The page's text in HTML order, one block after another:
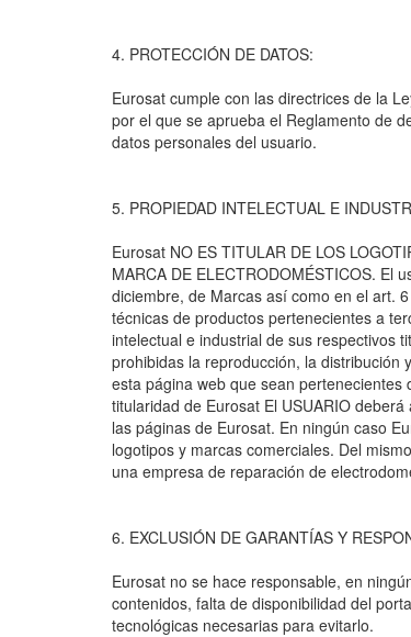
4. PROTECCIÓN DE DATOS:
Eurosat cumple con las directrices de la
por el que se aprueba el Reglamento de
datos personales del usuario.
5. PROPIEDAD INTELECTUAL E
Eurosat NO ES TITULAR DE LOS
MARCA DE ELECTRODOMÉSTICOS. El
diciembre, de Marcas así como en el art.
técnicas de productos pertenecientes a
intelectual e industrial de sus respectivos
prohibidas la reproducción, la distribución
esta página web que sean
titularidad de Eurosat El USUARIO
las páginas de Eurosat. En ningún caso
logotipos y marcas comerciales. Del
una empresa de reparación de
6. EXCLUSIÓN DE GARANTÍAS Y
Eurosat no se hace responsable, en
contenidos, falta de disponibilidad del
tecnológicas necesarias para evitarlo.